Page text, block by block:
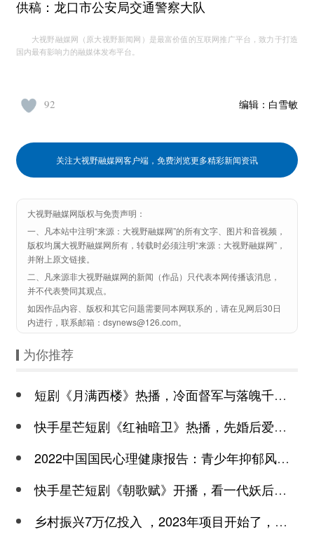
供稿：龙口市公安局交通警察大队
大视野融媒网（原大视野新闻网）是最富价值的互联网推广平台，致力于打造
国内最有影响力的融媒体发布平台。
编辑： 白雪敏
92
关注大视野融媒网客户端，免费浏览更多精彩新闻资讯
大视野融媒网版权与免责声明：
一、凡本站中注明“来源：大视野融媒网”的所有文字、图片和音视频，
版权均属大视野融媒网所有，转载时必须注明“来源：大视野融媒网”，
并附上原文链接。
二、凡来源非大视野融媒网的新闻（作品）只代表本网传播该消息，
并不代表赞同其观点。
如因作品内容、版权和其它问题需要同本网联系的，请在见网后30日
内进行，联系邮箱：dsynews@126.com。
为你推荐
短剧《月满西楼》热播，冷面督军与落魄千金谱写民国传奇
快手星芒短剧《红袖暗卫》热播，先婚后爱诠释别样浪漫
2022中国国民心理健康报告：青少年抑郁风险高于成年
快手星芒短剧《朝歌赋》开播，看一代妖后与心机皇上极限拉扯
乡村振兴7万亿投入 ，2023年项目开始了，总有一个适合你